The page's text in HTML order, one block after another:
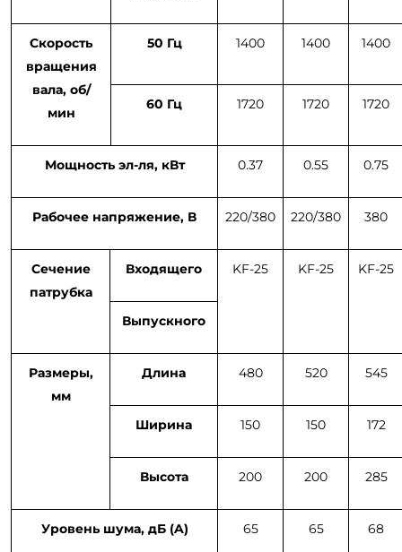
Скорость
вращения
вала, об/
мин
50 Гц 1400 1400 1400
60 Гц 1720 1720 1720
Мощность эл-ля, кВт 0.37 0.55 0.75
Рабочее напряжение, В 220/380 220/380 380
Сечение
патрубка
Входящего KF-25 KF-25 KF-25
Выпускного
Размеры,
мм
Длина 480 520 545
Ширина 150 150 172
Высота 200 200 285
Уровень шума, дБ (A) 65 65 68